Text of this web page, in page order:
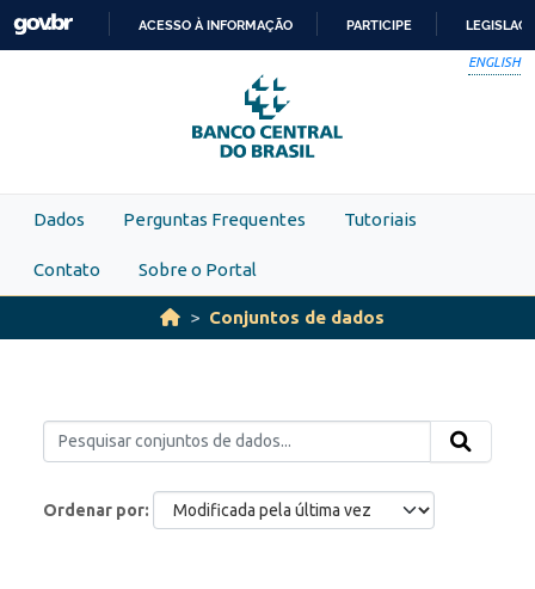
Skip to main content
PARA
O
CONTEÚDO
ACESSO À INFORMAÇÃO PARTICIPE
ENGLISH
Dados Perguntas Frequentes Tutoriais
Contato Sobre o Portal
Conjuntos de dados
Ordenar por